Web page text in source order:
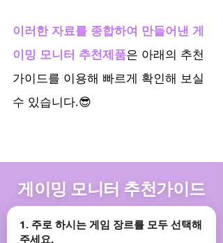
이러한 자료를 종합하여 만들어낸 게
이밍 모니터 추천제품은 아래의 추천
가이드를 이용해 빠르게 확인해 보실
수 있습니다.😎